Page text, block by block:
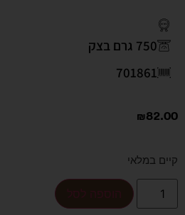
750 גרם בצק
701861
₪82.00
קיים במלאי